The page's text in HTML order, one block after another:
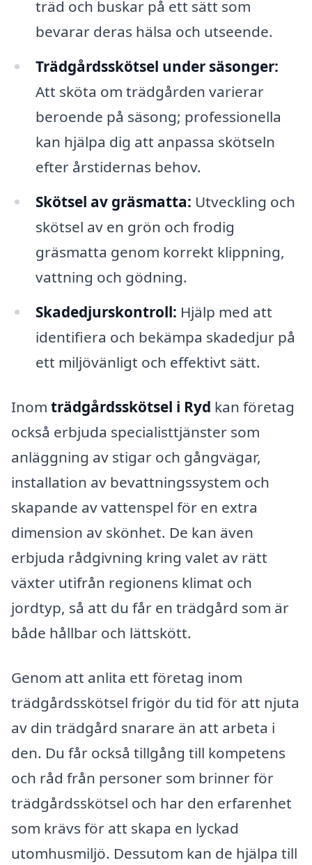
träd och buskar på ett sätt som
bevarar deras hälsa och utseende.
Trädgårdsskötsel under säsonger:
Att sköta om trädgården varierar
beroende på säsong; professionella
kan hjälpa dig att anpassa skötseln
efter årstidernas behov.
Skötsel av gräsmatta: Utveckling och
skötsel av en grön och frodig
gräsmatta genom korrekt klippning,
vattning och gödning.
Skadedjurskontroll: Hjälp med att
identifiera och bekämpa skadedjur på
ett miljövänligt och effektivt sätt.
Inom trädgårdsskötsel i Ryd kan företag
också erbjuda specialisttjänster som
anläggning av stigar och gångvägar,
installation av bevattningssystem och
skapande av vattenspel för en extra
dimension av skönhet. De kan även
erbjuda rådgivning kring valet av rätt
växter utifrån regionens klimat och
jordtyp, så att du får en trädgård som är
både hållbar och lättskött.
Genom att anlita ett företag inom
trädgårdsskötsel frigör du tid för att njuta
av din trädgård snarare än att arbeta i
den. Du får också tillgång till kompetens
och råd från personer som brinner för
trädgårdsskötsel och har den erfarenhet
som krävs för att skapa en lyckad
utomhusmiljö. Dessutom kan de hjälpa till